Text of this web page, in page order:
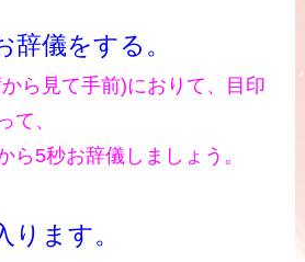
儀をする。
ら見て手前)におりて、目印
て、
ら5秒お辞儀しましょう。
ます。